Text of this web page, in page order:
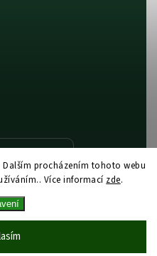
procházením tohoto webu
Více informací zde.
DS MARKET
Vytvořil